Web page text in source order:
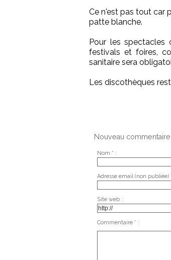
Ce n'est pas tout car
patte blanche.
Pour les spectacles
festivals et foires,
sanitaire sera
Les discothèques
Nouveau commentaire
Nom * :
Adresse email (non publiée)
Site web :
Commentaire * :